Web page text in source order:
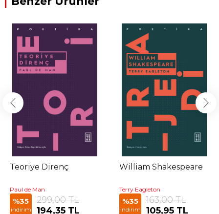
Teoriye Direnç
Paul de Man
%35
indirim
299,00 TL
194,35 TL
William Shakespeare
Terry Eagleton
%35
indirim
163,00 TL
105,95 TL